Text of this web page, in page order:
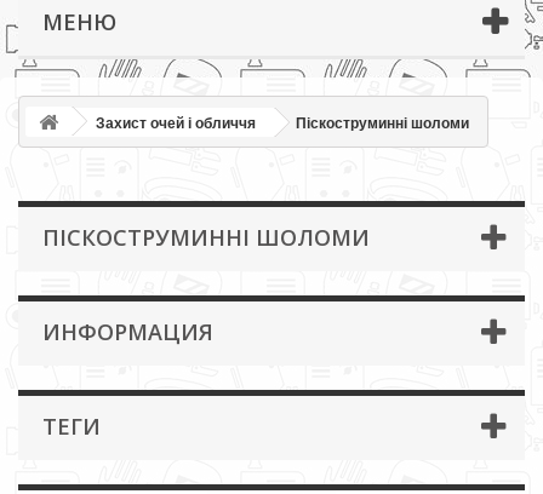
МЕНЮ
Захист очей і обличчя Піскоструминні шоломи
ПІСКОСТРУМИННІ ШОЛОМИ
ИНФОРМАЦИЯ
ТЕГИ